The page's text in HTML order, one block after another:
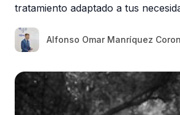
tratamiento adaptado a tus
Alfonso Omar Manríquez